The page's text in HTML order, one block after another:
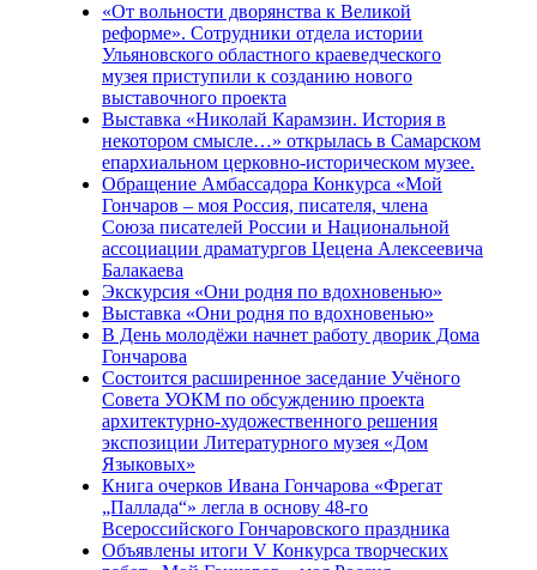
«От вольности дворянства к Великой
реформе». Сотрудники отдела истории
Ульяновского областного краеведческого
музея приступили к созданию нового
выставочного проекта
Выставка «Николай Карамзин. История в
некотором смысле…» открылась в Самарском
епархиальном церковно-историческом музее.
Обращение Амбассадора Конкурса «Мой
Гончаров – моя Россия, писателя, члена
Союза писателей России и Национальной
ассоциации драматургов Цецена Алексеевича
Балакаева
Экскурсия «Они родня по вдохновенью»
Выставка «Они родня по вдохновенью»
В День молодёжи начнет работу дворик Дома
Гончарова
Состоится расширенное заседание Учёного
Совета УОКМ по обсуждению проекта
архитектурно-художественного решения
экспозиции Литературного музея «Дом
Языковых»
Книга очерков Ивана Гончарова «Фрегат
„Паллада“» легла в основу 48-го
Всероссийского Гончаровского праздника
Объявлены итоги V Конкурса творческих